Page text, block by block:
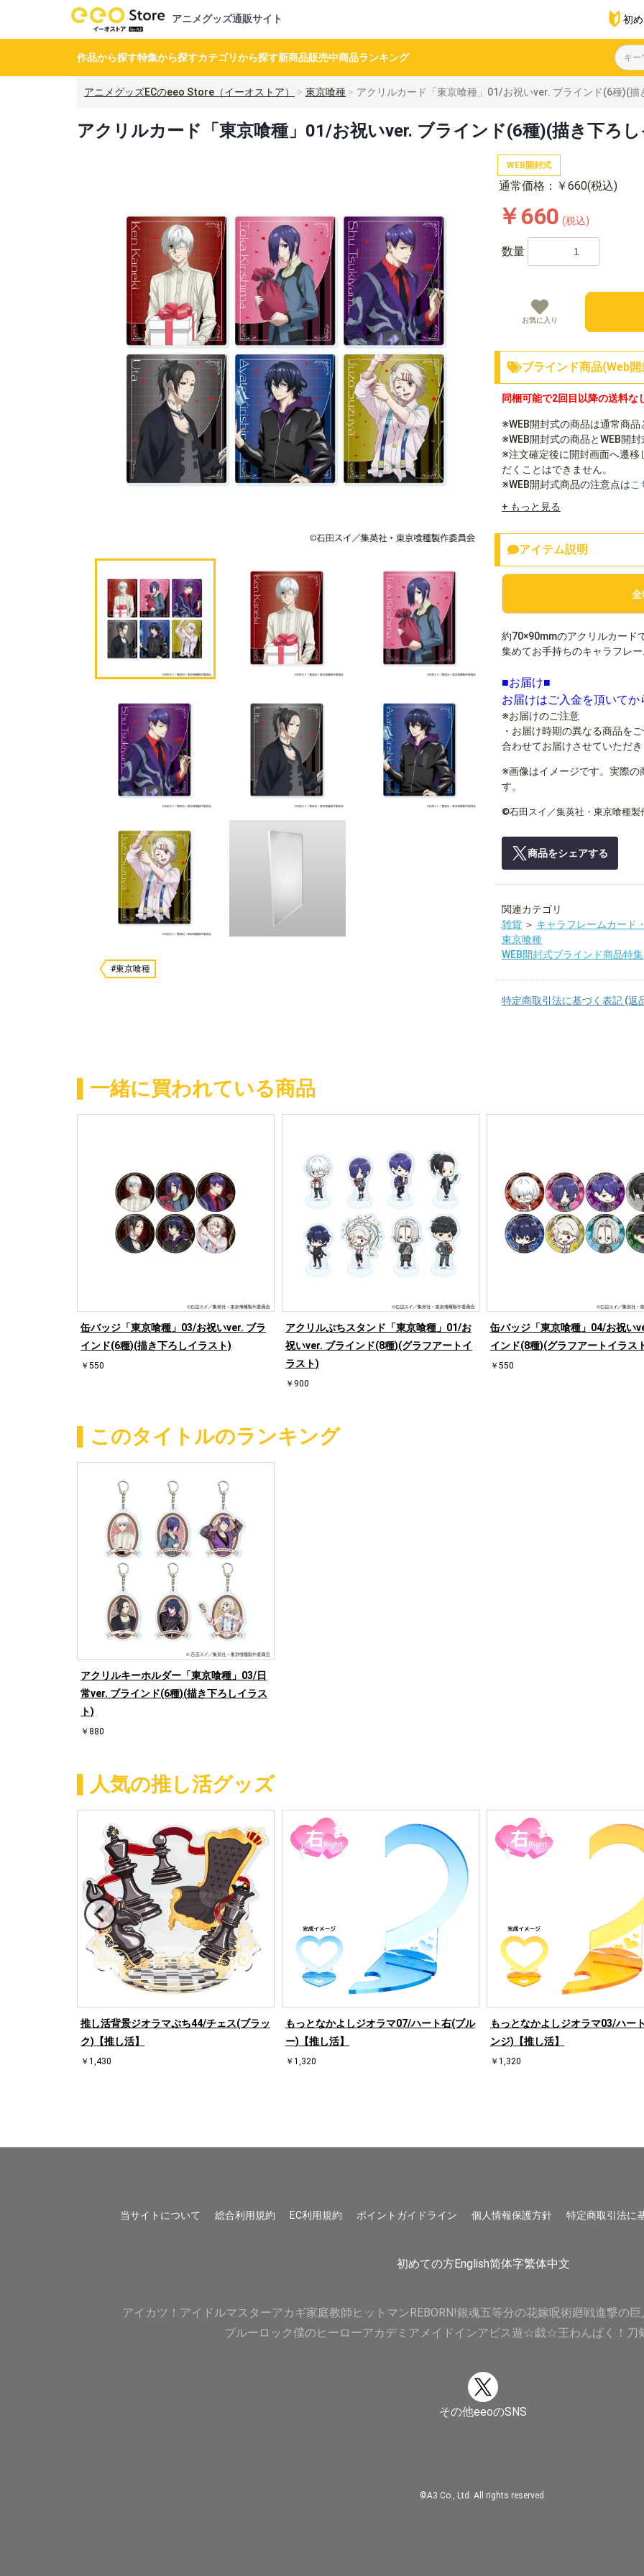
アニメグッズ通販サイト 初
作品から探す特集から探すカテゴリから探す新商品販売中商品ランキング
アニメグッズECのeeo Store（イーオストア） 東京喰種 アクリルカード「東京喰種」01/お祝いver. ブラインド(6種)(描
アクリルカード「東京喰種」01/お祝いver. ブラインド(6種)(描き下ろ
#東京喰種
WEB開封式
通常価格：￥660(税込)
￥660 (税込)
お気に入り
数量
ブラインド商品(Web
同梱可能で2回目以降の送料な
※WEB開封式の商品は通常商
※WEB開封式の商品とWEB開
※注文確定後に開封画面へ遷
だくことはできません。
※WEB開封式商品の注意点はこ
+ もっと見る
アイテム説明
全
約70×90mmのアクリルカード
集めてお手持ちのキャラフレ
■お届け■
お届けはご入金を頂いて
※お届けのご注意
・お届け時期の異なる商品を
合わせてお届けさせていただ
※画像はイメージです。実際
す。
©石田スイ／集英社・東京喰種製
商品をシェアする
関連カテゴリ
雑貨 ＞ キャラフレームカード
東京喰種
WEB開封式ブラインド商品特集
特定商取引法に基づく表記 (返
一緒に買われている商品
缶バッジ「東京喰種」03/お祝いver. ブラ
インド(6種)(描き下ろしイラスト)
￥550
アクリルぷちスタンド「東京喰種」01/お
祝いver. ブラインド(8種)(グラフアートイ
ラスト)
￥900
缶バッジ「東京喰種」04/お祝い
インド(8種)(グラフアートイラス
￥550
このタイトルのランキング
アクリルキーホルダー「東京喰種」03/日
常ver. ブラインド(6種)(描き下ろしイラス
ト)
￥880
人気の推し活グッズ
推し活背景ジオラマぷち44/チェス(ブラッ
ク)【推し活】
￥1,430
もっとなかよしジオラマ07/ハート右(ブル
ー)【推し活】
￥1,320
もっとなかよしジオラマ03/ハー
ンジ)【推し活】
￥1,320
当サイトについて 総合利用規約 EC利用規約 ポイントガイドライン 個人情報保護方針 特定商取引法に
初めての方English简体字繁体中文
アイカツ！ アイドルマスターアカギ家庭教師ヒットマンREBORN!銀魂五等分の花嫁呪術廻戦進撃の巨
ブルーロック僕のヒーローアカデミア メイドインアビス遊☆戯☆王わんぱく！刀
その他eeoのSNS
©A3 Co., Ltd. All rights reserved.